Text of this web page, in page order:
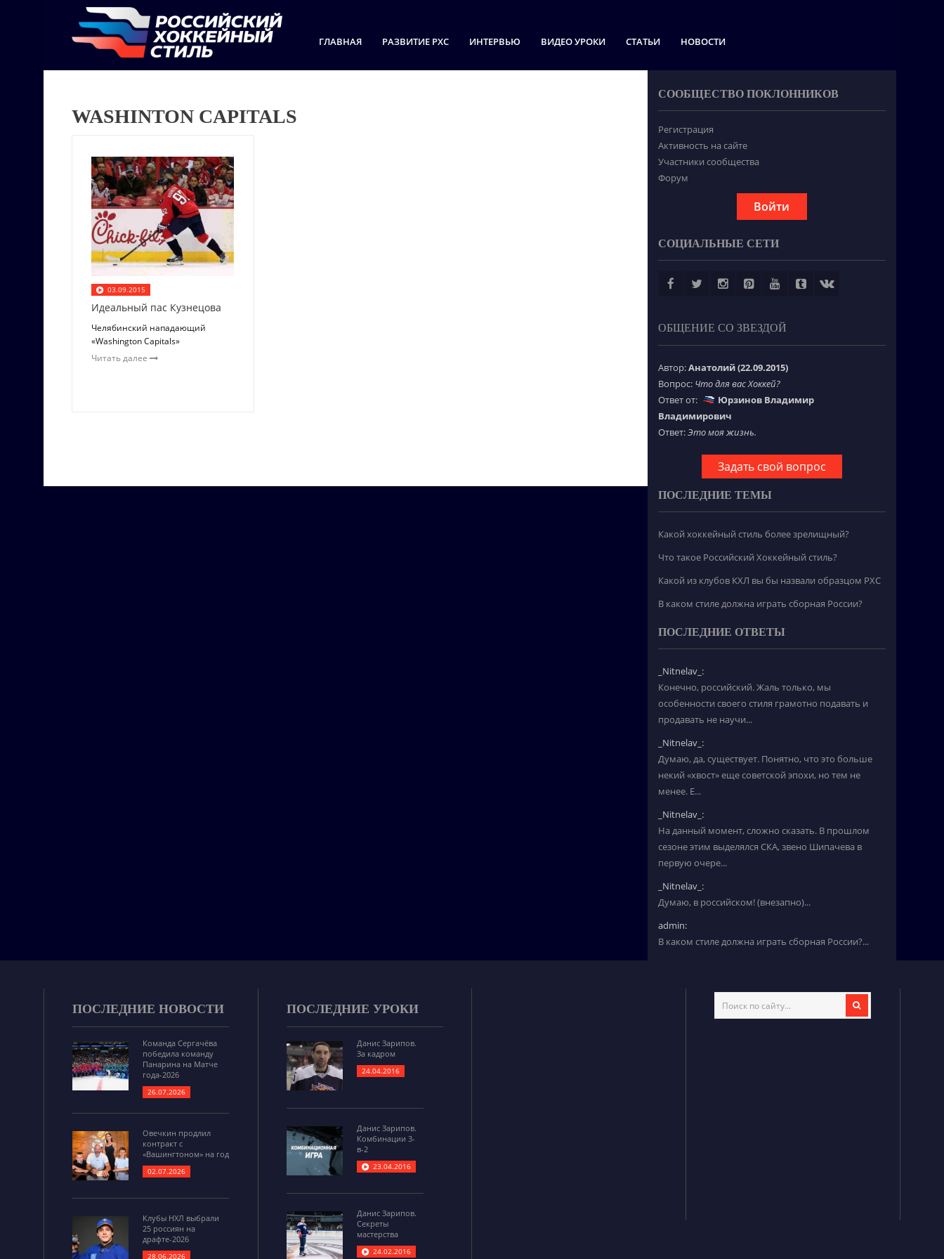
ГЛАВНАЯ РАЗВИТИЕ РХС ИНТЕРВЬЮ ВИДЕО УРОКИ СТАТЬИ НОВОСТИ
WASHINTON CAPITALS
03.09.2015
Идеальный пас Кузнецова
Челябинский нападающий
«Washington Capitals»
Читать далее
СООБЩЕСТВО ПОКЛОННИКОВ
Регистрация
Активность на сайте
Участники сообщества
Форум
Войти
СОЦИАЛЬНЫЕ СЕТИ
ОБЩЕНИЕ СО ЗВЕЗДОЙ
Автор:Анатолий (22.09.2015)
Вопрос: Что для вас Хоккей?
Ответ от:
Юрзинов Владимир
Владимирович
Ответ:Это моя жизнь.
Задать свой вопрос
ПОСЛЕДНИЕ ТЕМЫ
Какой хоккейный стиль более зрелищный?
Что такое Российский Хоккейный стиль?
Какой из клубов КХЛ вы бы назвали образцом РХС
В каком стиле должна играть сборная России?
ПОСЛЕДНИЕ ОТВЕТЫ
_Nitnelav_:
Конечно, российский. Жаль только, мы
особенности своего стиля грамотно подавать и
продавать не научи...
_Nitnelav_:
Думаю, да, существует. Понятно, что это больше
некий «хвост» еще советской эпохи, но тем не
менее. Е...
_Nitnelav_:
На данный момент, сложно сказать. В прошлом
сезоне этим выделялся СКА, звено Шипачева в
первую очере...
_Nitnelav_:
Думаю, в российском! (внезапно)...
admin:
В каком стиле должна играть сборная России?...
ПОСЛЕДНИЕ НОВОСТИ
Команда Сергачёва
победила команду
Панарина на Матче
года-2026
26.07.2026
Овечкин продлил
контракт с
«Вашингтоном» на год
02.07.2026
Клубы НХЛ выбрали
25 россиян на
драфте-2026
28.06.2026
ПОСЛЕДНИЕ УРОКИ
Данис Зарипов.
За кадром
24.04.2016
Данис Зарипов.
Комбинации 3-
в-2
23.04.2016
Данис Зарипов.
Секреты
мастерства
24.02.2016